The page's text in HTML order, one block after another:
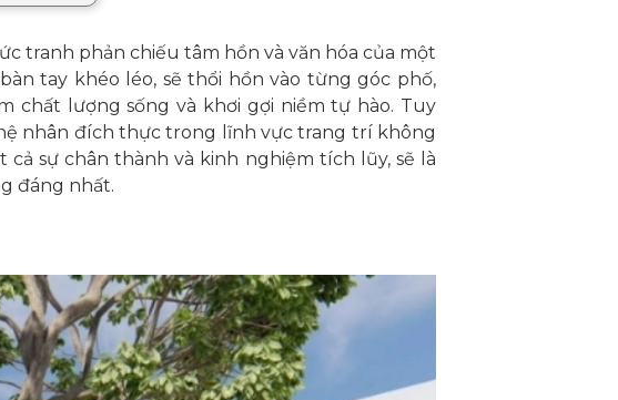
tranh phản chiếu tâm hồn và văn hóa của một
tay khéo léo, sẽ thổi hồn vào từng góc phố,
chất lượng sống và khơi gợi niềm tự hào. Tuy
nhân đích thực trong lĩnh vực trang trí không
sự chân thành và kinh nghiệm tích lũy, sẽ là
đáng nhất.